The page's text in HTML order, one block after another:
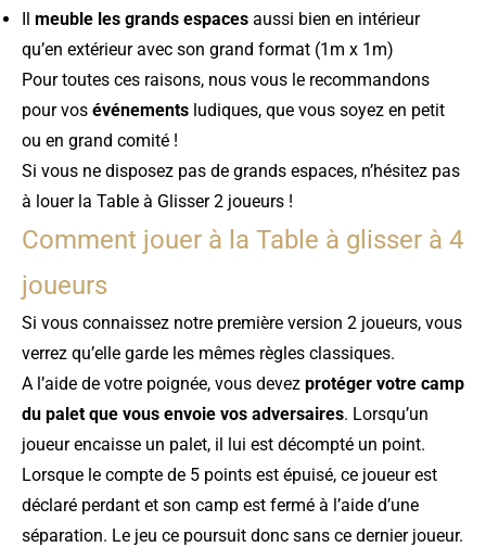
Il meuble les grands espaces aussi bien en intérieur
qu’en extérieur avec son grand format (1m x 1m)
Pour toutes ces raisons, nous vous le recommandons
pour vos événements ludiques, que vous soyez en petit
ou en grand comité !
Si vous ne disposez pas de grands espaces, n’hésitez pas
à louer la Table à Glisser 2 joueurs !
Comment jouer à la Table à glisser à 4
joueurs
Si vous connaissez notre première version 2 joueurs, vous
verrez qu’elle garde les mêmes règles classiques.
A l’aide de votre poignée, vous devez protéger votre camp
du palet que vous envoie vos adversaires. Lorsqu’un
joueur encaisse un palet, il lui est décompté un point.
Lorsque le compte de 5 points est épuisé, ce joueur est
déclaré perdant et son camp est fermé à l’aide d’une
séparation. Le jeu ce poursuit donc sans ce dernier joueur.